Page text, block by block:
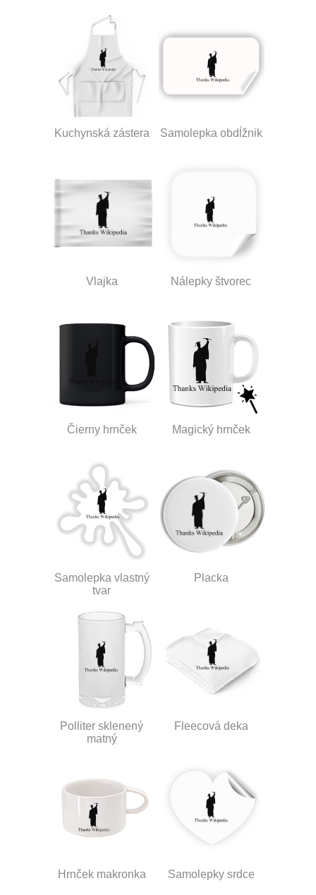
Kuchynská zástera Samolepka obdĺžnik
Vlajka Nálepky štvorec
Čierny hrnček Magický hrnček
Samolepka vlastný
tvar
Placka
Polliter sklenený
matný
Fleecová deka
Hrnček makronka Samolepky srdce